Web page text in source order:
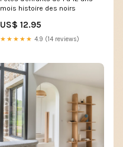
mois histoire des noirs
US$ 12.95
★★★★★ 4.9 (14 reviews)